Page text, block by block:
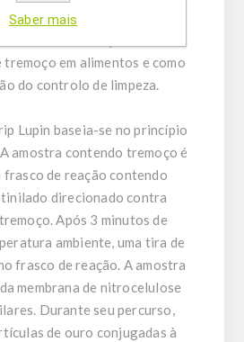
em alimentos e como
do controlo de limpeza.
Lupin baseia-se no princípio
amostra contendo tremoço é
frasco de reação contendo
direcionado contra
Após 3 minutos de
ambiente, uma tira de
frasco de reação. A amostra
membrana de nitrocelulose
Durante seu percurso,
de ouro conjugadas à
Saber mais